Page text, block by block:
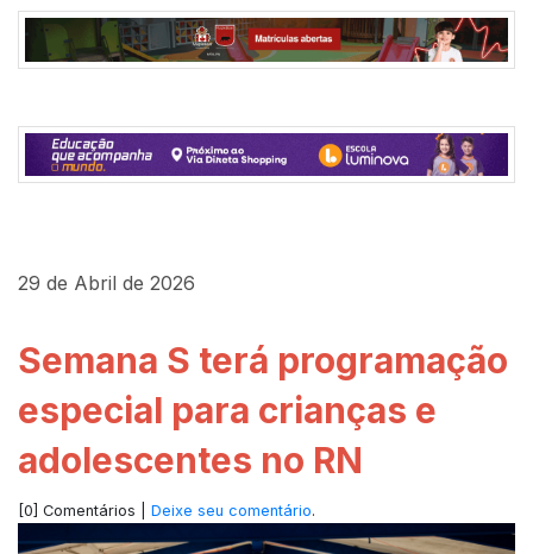
29 de Abril de 2026
Semana S terá programação
especial para crianças e
adolescentes no RN
[0] Comentários | Deixe seu comentário.